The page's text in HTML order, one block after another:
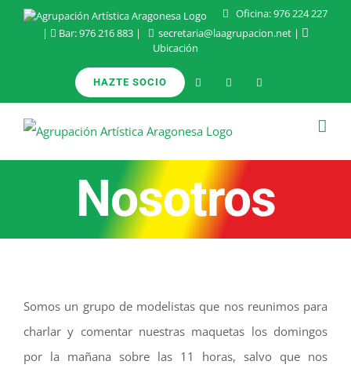
Saltar
Oficina:976 224 227
|
Bar:976 216 883 | secretaria@laagrupacion.net|
Ubicación
HAZTE SOCIO
Nosotros
Somos un grupo de modelistas que nos reunimos para
charlar y comentar nuestras maquetas los domingos
por la mañana sobre las 11 horas, salvo que nos